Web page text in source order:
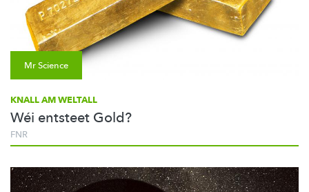
Mr Science
KNALL AM WELTALL
Wéi entsteet Gold?
FNR